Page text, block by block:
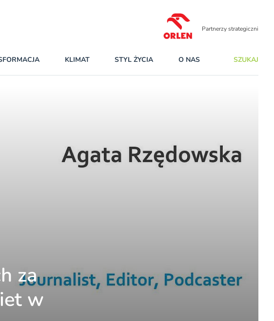
Partnerzy strategiczni
KLIMAT STYL ŻYCIA O NAS SZUKAJ
za
w